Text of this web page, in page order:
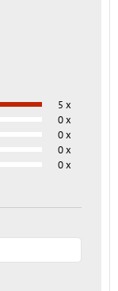
5 x
0 x
0 x
0 x
0 x